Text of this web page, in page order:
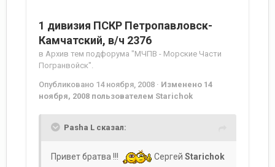
1 дивизия ПСКР Петропавловск-
Камчатский, в/ч 2376
в Архив тем подфорума "МЧПВ - Морские Части
Погранвойск".
Опубликовано 14 ноября, 2008 · Изменено 14
ноября, 2008 пользователем Starichok
Pasha L сказал:
Привет братва !!! Сергей Starichok